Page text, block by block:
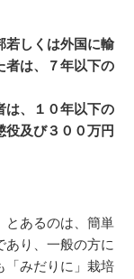
しくは外国に輸
者は、７年以下の
、１０年以下の
役及び３００万円
とあるのは、簡単
あり、一般の方に
「みだりに」栽培